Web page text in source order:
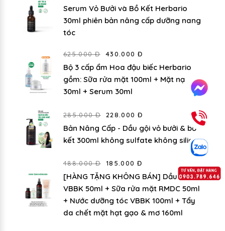
Serum Vỏ Bưởi và Bồ Kết Herbario
30ml phiên bản nâng cấp dưỡng nang
tóc
625.000 Đ 430.000 Đ
Bộ 3 cấp ẩm Hoa đậu biếc Herbario
gồm: Sữa rửa mặt 100ml + Mặt nạ
30ml + Serum 30ml
285.000 Đ 228.000 Đ
Bản Nâng Cấp - Dầu gội vỏ bưởi & bồ
kết 300ml không sulfate không silicon
488.000 Đ 185.000 Đ
[HÀNG TẶNG KHÔNG BÁN] Dầu gội
VBBK 50ml + Sữa rửa mặt RMDC 50ml
+ Nước dưỡng tóc VBBK 100ml + Tẩy
da chết mặt hạt gạo & mơ 160ml